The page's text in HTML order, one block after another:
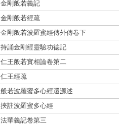
金剛般若義記
金剛般若經疏
金剛般若波羅蜜經傳外傳卷下
持誦金剛經靈驗功德記
仁王般若實相論卷第二
仁王經疏
般若波羅蜜多心經還源述
挾註波羅蜜多心經
法華義記卷第三